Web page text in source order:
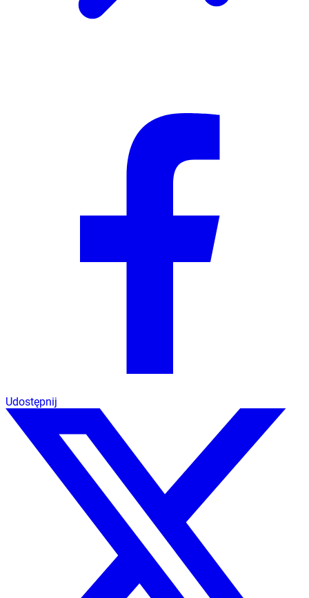
Udostępnij